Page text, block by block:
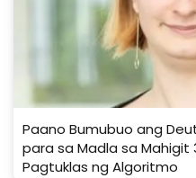
Paano Bumubuo ang
para sa Madla sa Mahigit
Pagtuklas ng Algoritmo